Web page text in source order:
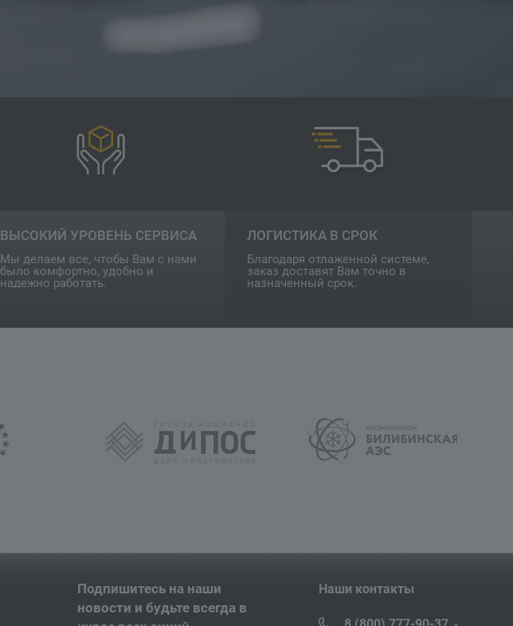
ВЫСОКИЙ УРОВЕНЬ СЕРВИСА
Мы делаем все, чтобы Вам с нами
было комфортно, удобно и
надежно работать.
ЛОГИСТИКА В СРОК
Благодаря отлаженной системе,
заказ доставят Вам точно в
назначенный срок.
Подпишитесь на наши
новости и будьте всегда в
Наши контакты